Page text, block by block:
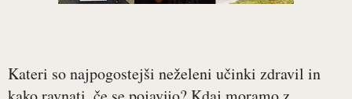
Kateri so najpogostejši neželeni učinki zdravil in